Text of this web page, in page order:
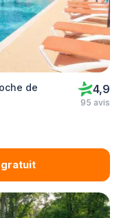
de
4,9
95 avis
gratuit